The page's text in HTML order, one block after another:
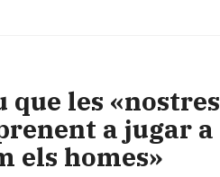
les «nostres
a jugar a
els homes»